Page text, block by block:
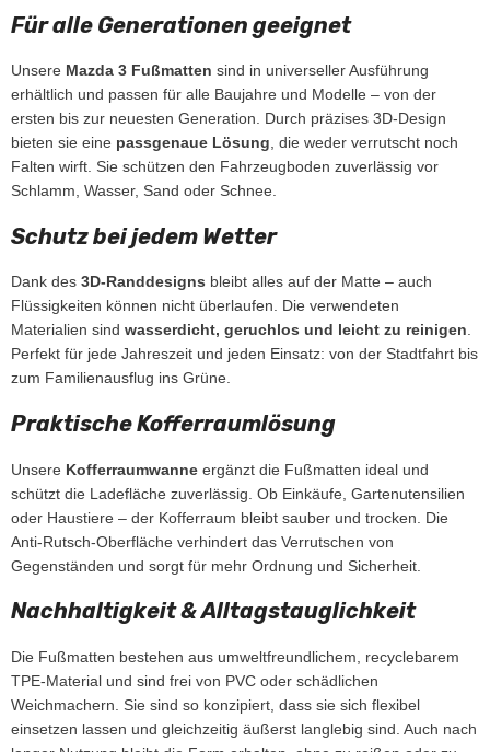
Für alle Generationen geeignet
Unsere Mazda 3 Fußmatten sind in universeller Ausführung
erhältlich und passen für alle Baujahre und Modelle – von der
ersten bis zur neuesten Generation. Durch präzises 3D-Design
bieten sie eine passgenaue Lösung , die weder verrutscht noch
Falten wirft. Sie schützen den Fahrzeugboden zuverlässig vor
Schlamm, Wasser, Sand oder Schnee.
Schutz bei jedem Wetter
Dank des 3D-Randdesigns bleibt alles auf der Matte – auch
Flüssigkeiten können nicht überlaufen. Die verwendeten
Materialien sind wasserdicht, geruchlos und leicht zu reinigen.
Perfekt für jede Jahreszeit und jeden Einsatz: von der Stadtfahrt bis
zum Familienausflug ins Grüne.
Praktische Kofferraumlösung
Unsere Kofferraumwanne ergänzt die Fußmatten ideal und
schützt die Ladefläche zuverlässig. Ob Einkäufe, Gartenutensilien
oder Haustiere – der Kofferraum bleibt sauber und trocken. Die
Anti-Rutsch-Oberfläche verhindert das Verrutschen von
Gegenständen und sorgt für mehr Ordnung und Sicherheit.
Nachhaltigkeit & Alltagstauglichkeit
Die Fußmatten bestehen aus umweltfreundlichem, recyclebarem
TPE-Material und sind frei von PVC oder schädlichen
Weichmachern. Sie sind so konzipiert, dass sie sich flexibel
einsetzen lassen und gleichzeitig äußerst langlebig sind. Auch nach